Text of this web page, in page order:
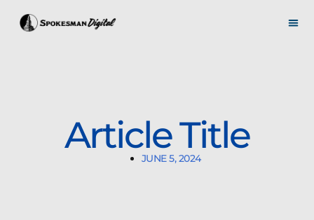
Article Title
JUNE 5, 2024